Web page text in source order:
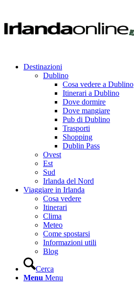
Destinazioni
Dublino
Cosa vedere a Dublino
Itinerari a Dublino
Dove dormire
Dove mangiare
Pub di Dublino
Trasporti
Shopping
Dublin Pass
Ovest
Est
Sud
Irlanda del Nord
Viaggiare in Irlanda
Cosa vedere
Itinerari
Clima
Meteo
Come spostarsi
Informazioni utili
Blog
Cerca
Menu Menu